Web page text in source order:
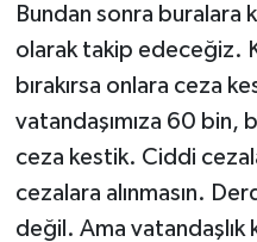
Bundan sonra buralara
olarak takip edeceğiz.
bırakırsa onlara ceza
vatandaşımıza 60 bin,
ceza kestik. Ciddi
cezalara alınmasın.
değil. Ama vatandaşlık